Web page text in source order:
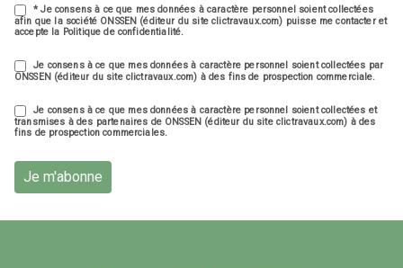
* Je consens à ce que mes données à caractère personnel soient collectées
afin que la société ONSSEN (éditeur du site clictravaux.com) puisse me contacter et
accepte la Politique de confidentialité.
Je consens à ce que mes données à caractère personnel soient collectées par
ONSSEN (éditeur du site clictravaux.com) à des fins de prospection commerciale.
Je consens à ce que mes données à caractère personnel soient collectées et
transmises à des partenaires de ONSSEN (éditeur du site clictravaux.com) à des
fins de prospection commerciales.
Je m'abonne